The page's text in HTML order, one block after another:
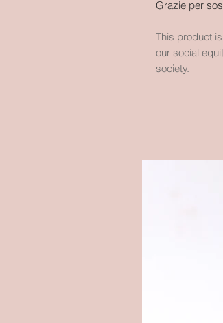
Grazie per
This product
our social
society.